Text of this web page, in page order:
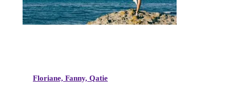
Floriane, Fanny, Qatie